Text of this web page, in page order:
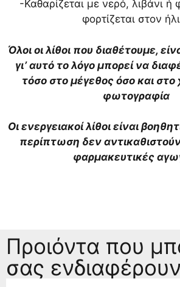
-Καθαρίζεται με νερό, λιβάνι
φορτίζεται στον
Όλοι οι λίθοι που διαθέτουμε,
γι’ αυτό το λόγο μπορεί να
τόσο στο μέγεθος όσο και
φωτογραφία
Οι ενεργειακοί λίθοι είναι
περίπτωση δεν αντικαθιστούν
φαρμακευτικές
Προιόντα που
σας ενδιαφέρουν